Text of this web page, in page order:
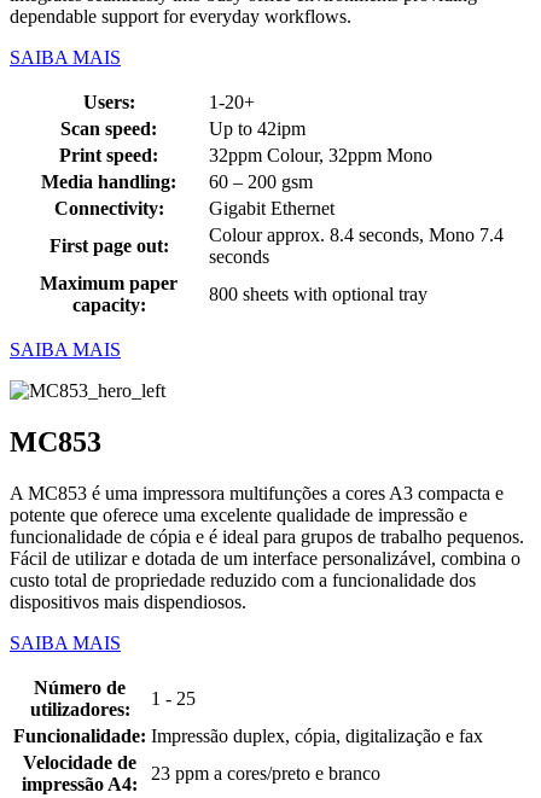
dependable support for everyday workflows.
SAIBA MAIS
Users:
1-20+
Scan speed:
Up to 42ipm
Print speed:
32ppm Colour, 32ppm Mono
Media handling:
60 – 200 gsm
Connectivity:
Gigabit Ethernet
First page out:
Colour approx. 8.4 seconds, Mono 7.4
seconds
Maximum paper
capacity:
800 sheets with optional tray
SAIBA MAIS
MC853
A MC853 é uma impressora multifunções a cores A3 compacta e
potente que oferece uma excelente qualidade de impressão e
funcionalidade de cópia e é ideal para grupos de trabalho pequenos.
Fácil de utilizar e dotada de um interface personalizável, combina o
custo total de propriedade reduzido com a funcionalidade dos
dispositivos mais dispendiosos.
SAIBA MAIS
Número de
utilizadores:
1 - 25
Funcionalidade: Impressão duplex, cópia, digitalização e fax
Velocidade de
impressão A4:
23 ppm a cores/preto e branco